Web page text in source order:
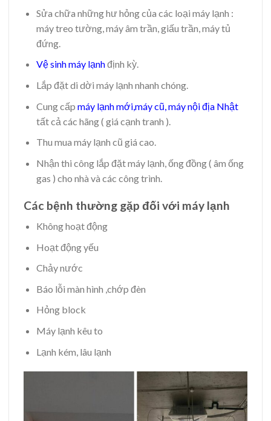
Sửa chữa những hư hỏng của các loại máy lạnh :
máy treo tường, máy âm trần, giấu trần, máy tủ
đứng.
Vệ sinh máy lạnhđịnh kỳ.
Lắp đặt di dời máy lạnh nhanh chóng.
Cung cấp máy lạnh mới,máy cũ máy nội địa Nhật
tất cả các hãng ( giá cạnh tranh ).
Thu mua máy lạnh cũ giá cao.
Nhận thi công lắp đặt máy lạnh, ống đồng ( âm ống
gas ) cho nhà và các công trình.
Các bệnh thường gặp đối với máy lạnh
Không hoạt động
Hoạt động yếu
Chảy nước
Báo lỗi màn hình ,chớp đèn
Hỏng block
Máy lạnh kêu to
Lạnh kém, lâu lạnh